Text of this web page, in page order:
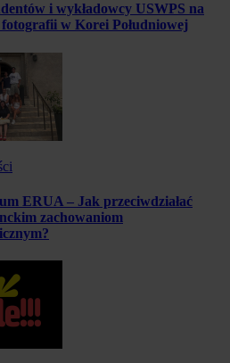
i wykładowcy USWPS na
w Korei Południowej
ERUA – Jak przeciwdziałać
zachowaniom